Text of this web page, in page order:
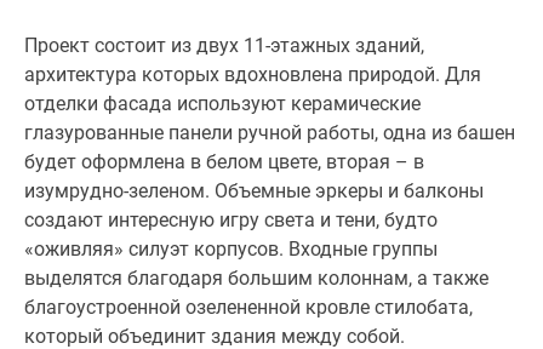
будто
«оживляя»
силуэт
корпусов.
Входные
группы
выделятся
благодаря
большим
колоннам,
а
Проект состоит из двух 11-этажных зданий,
архитектура которых вдохновлена природой. Для
отделки фасада используют керамические
глазурованные панели ручной работы, одна из башен
будет оформлена в белом цвете, вторая – в
изумрудно-зеленом. Объемные эркеры и балконы
создают интересную игру света и тени, будто
«оживляя» силуэт корпусов. Входные группы
выделятся благодаря большим колоннам, а также
благоустроенной озелененной кровле стилобата,
который объединит здания между собой.